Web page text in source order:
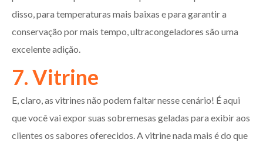
disso, para temperaturas mais baixas e para garantir a
conservação por mais tempo, ultracongeladores são uma
excelente adição.
7. Vitrine
E, claro, as vitrines não podem faltar nesse cenário! É aqui
que você vai expor suas sobremesas geladas para exibir aos
clientes os sabores oferecidos. A vitrine nada mais é do que